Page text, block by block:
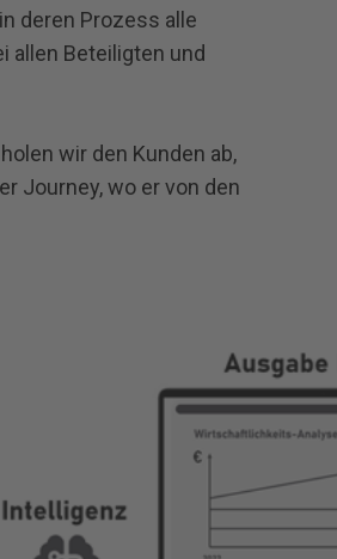
deren Prozess alle
allen Beteiligten und
wir den Kunden ab,
Journey, wo er von den